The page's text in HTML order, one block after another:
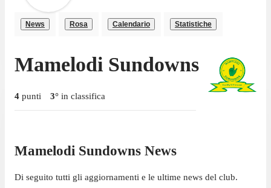
News Rosa Calendario Statistiche
Mamelodi Sundowns
4 punti 3° in classifica
Mamelodi Sundowns News
Di seguito tutti gli aggiornamenti e le ultime news del club.